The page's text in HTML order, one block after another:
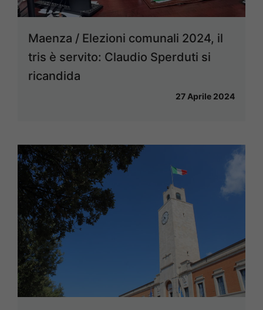
Maenza / Elezioni comunali 2024, il
tris è servito: Claudio Sperduti si
ricandida
27 Aprile 2024